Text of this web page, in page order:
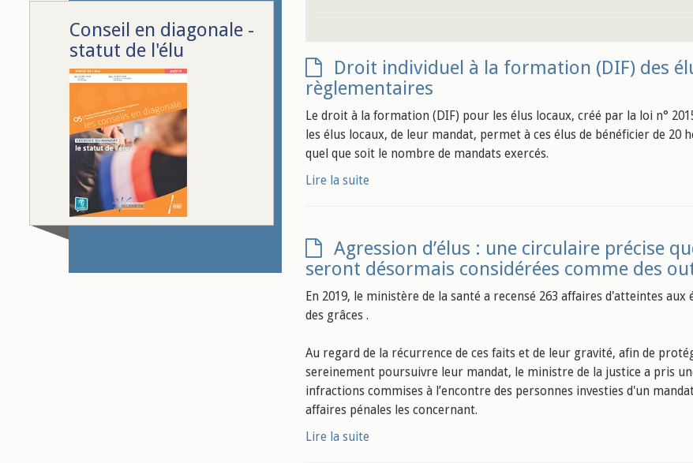
Conseil en diagonale -
statut de l'élu
Droit individuel à la formation (DIF) des
règlementaires
Le droit à la formation (DIF) pour les élus locaux, créé par la loi n°
les élus locaux, de leur mandat, permet à ces élus de bénéficier de
quel que soit le nombre de mandats exercés.
Lire la suite
Agression d’élus : une circulaire précise
seront désormais considérées comme des
En 2019, le ministère de la santé a recensé 263 affaires d'atteintes
des grâces .
Au regard de la récurrence de ces faits et de leur gravité, afin de
sereinement poursuivre leur mandat, le ministre de la justice a pris
infractions commises à l’encontre des personnes investies d'un
affaires pénales les concernant.
Lire la suite